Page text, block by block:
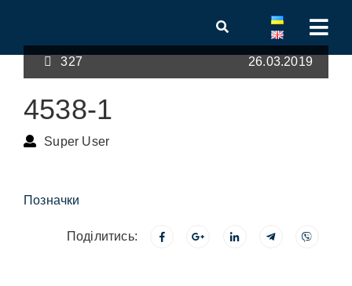
327 26.03.2019
4538-1
Super User
Позначки
Поділитись: